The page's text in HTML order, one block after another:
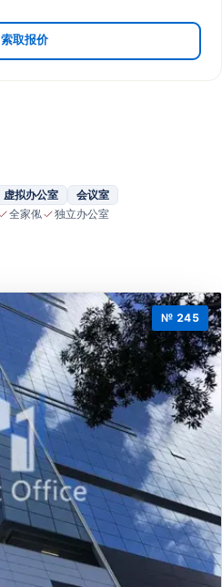
索取报价
虚拟办公室 会议室
全家俬 独立办公室
№ 245